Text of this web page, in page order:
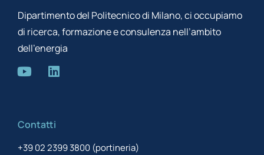
Dipartimento del Politecnico di Milano, ci occupiamo
di ricerca, formazione e consulenza nell’ambito
dell’energia
Contatti
+39 02 2399 3800 (portineria)